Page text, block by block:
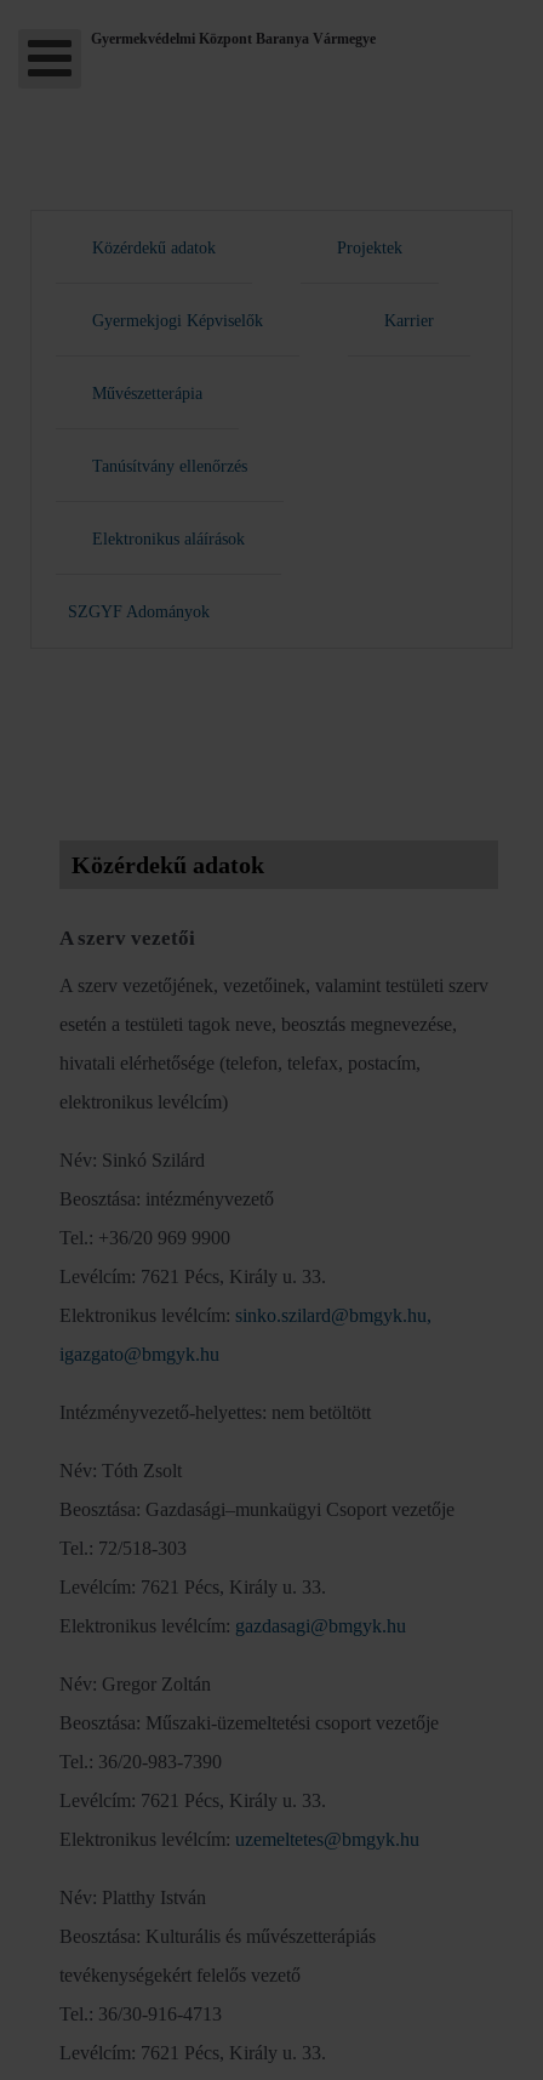
Gyermekvédelmi Központ Baranya Vármegye
Közérdekű adatok Projektek
Gyermekjogi Képviselők Karrier
Művészetterápia
Tanúsítvány ellenőrzés
Elektronikus aláírások
SZGYF Adományok
Közérdekű adatok
A szerv vezetői
A szerv vezetőjének, vezetőinek, valamint testületi szerv
esetén a testületi tagok neve, beosztás megnevezése,
hivatali elérhetősége (telefon, telefax, postacím,
elektronikus levélcím)
Név: Sinkó Szilárd
Beosztása: intézményvezető
Tel.: +36/20 969 9900
Levélcím: 7621 Pécs, Király u. 33.
Elektronikus levélcím: sinko.szilard@bmgyk.hu,
igazgato@bmgyk.hu
Intézményvezető-helyettes: nem betöltött
Név: Tóth Zsolt
Beosztása: Gazdasági–munkaügyi Csoport vezetője
Tel.: 72/518-303
Levélcím: 7621 Pécs, Király u. 33.
Elektronikus levélcím: gazdasagi@bmgyk.hu
Név: Gregor Zoltán
Beosztása: Műszaki-üzemeltetési csoport vezetője
Tel.: 36/20-983-7390
Levélcím: 7621 Pécs, Király u. 33.
Elektronikus levélcím: uzemeltetes@bmgyk.hu
Név: Platthy István
Beosztása: Kulturális és művészetterápiás
tevékenységekért felelős vezető
Tel.: 36/30-916-4713
Levélcím: 7621 Pécs, Király u. 33.